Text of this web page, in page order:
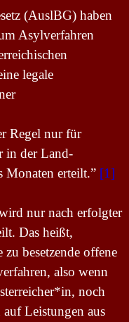
(AuslBG) haben
Asylverfahren
legale
Regel nur für
in der Land-
Monaten erteilt.” [1]
nur nach erfolgter
Das heißt,
besetzende offene
also wenn
noch
Leistungen aus